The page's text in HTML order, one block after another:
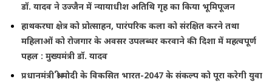
डॉ. यादव ने उज्जैन में न्यायाधीश अतिथि गृह का किया भूमिपूजन
हाथकरघा क्षेत्र को प्रोत्साहन, पारंपरिक कला को संरक्षित करने तथा
महिलाओं को रोजगार के अवसर उपलब्धर करवाने की दिशा में महत्वपूर्ण
पहल : मुख्यमंत्री डॉ. यादव
प्रधानमंत्री श्री मोदी के विकसित भारत-2047 के संकल्प को पूरा करेगी युवा